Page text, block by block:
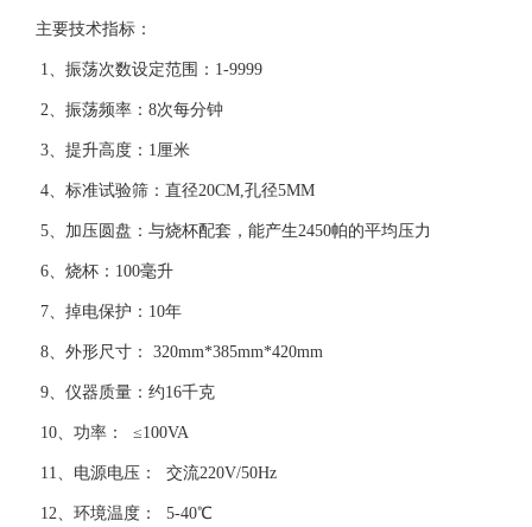
主要技术指标：
1、振荡次数设定范围： 1-9999
2、振荡频率： 8次每分钟
3、提升高度： 1厘米
4、标准试验筛：直径20CM,孔径5MM
5、加压圆盘：与烧杯配套，能产生2450帕的平均压力
6、烧杯： 100毫升
7、掉电保护： 10年
8、外形尺寸： 320mm*385mm*420mm
9、仪器质量：约16千克
10、功率： ≤100VA
11、电源电压： 交流220V/50Hz
12、环境温度： 5-40℃